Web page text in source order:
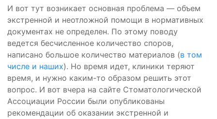
И вот тут возникает основная проблема — объем
экстренной и неотложной помощи в нормативных
документах не определен. По этому поводу
ведется бесчисленное количество споров,
написано большое количество материалов (в том
числе и наших). Но время идет, клиники теряют
время, и нужно каким-то образом решить этот
вопрос. И вот вчера на сайте Стоматологической
Ассоциации России были опубликованы
рекомендации об оказании экстренной и